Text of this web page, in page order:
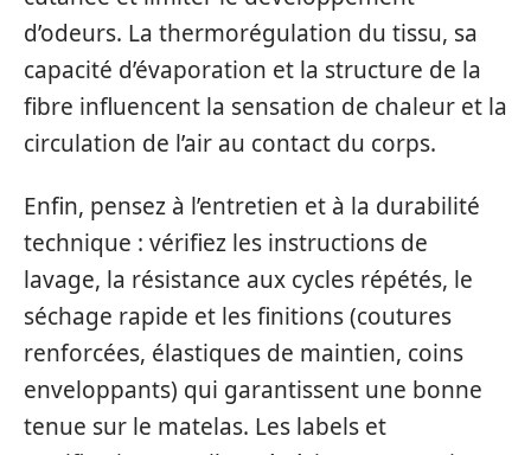
d’odeurs. La thermorégulation du tissu, sa
capacité d’évaporation et la structure de la
fibre influencent la sensation de chaleur et la
circulation de l’air au contact du corps.
Enfin, pensez à l’entretien et à la durabilité
technique : vérifiez les instructions de
lavage, la résistance aux cycles répétés, le
séchage rapide et les finitions (coutures
renforcées, élastiques de maintien, coins
enveloppants) qui garantissent une bonne
tenue sur le matelas. Les labels et